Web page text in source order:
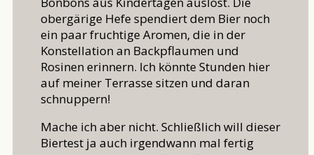
obergärige Hefe spendiert dem Bier noch
ein paar fruchtige Aromen, die in der
Konstellation an Backpflaumen und
Rosinen erinnern. Ich könnte Stunden hier
auf meiner Terrasse sitzen und daran
schnuppern!
Mache ich aber nicht. Schließlich will dieser
Biertest ja auch irgendwann mal fertig